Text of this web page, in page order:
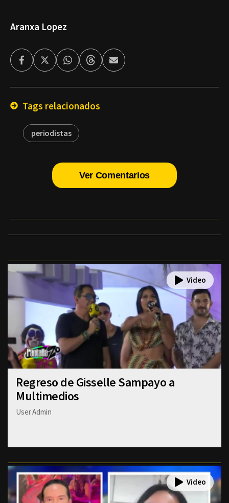
Aranxa Lopez
FacebookTwitterWhatsappThreadsEnviar
por
Tags relacionados
periodistas
Ver Comentarios
Regreso de Gisselle Sampayo a
Multimedios
User Admin